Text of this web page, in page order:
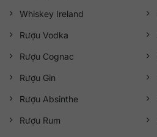
Whiskey Ireland
Rượu Vodka
Rượu Cognac
Rượu Gin
Rượu Absinthe
Rượu Rum